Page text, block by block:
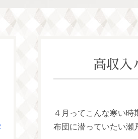
高収入
４月ってこんな寒い時
布団に潜っていたい